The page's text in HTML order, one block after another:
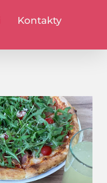
Kontakty